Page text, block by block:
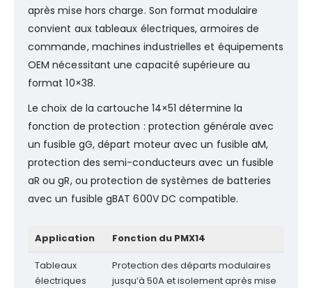
après mise hors charge. Son format modulaire
convient aux tableaux électriques, armoires de
commande, machines industrielles et équipements
OEM nécessitant une capacité supérieure au
format 10×38.
Le choix de la cartouche 14×51 détermine la
fonction de protection : protection générale avec
un fusible gG, départ moteur avec un fusible aM,
protection des semi-conducteurs avec un fusible
aR ou gR, ou protection de systèmes de batteries
avec un fusible gBAT 600V DC compatible.
Application Fonction du PMX14
Tableaux
électriques
Protection des départs modulaires
jusqu’à 50A et isolement après mise